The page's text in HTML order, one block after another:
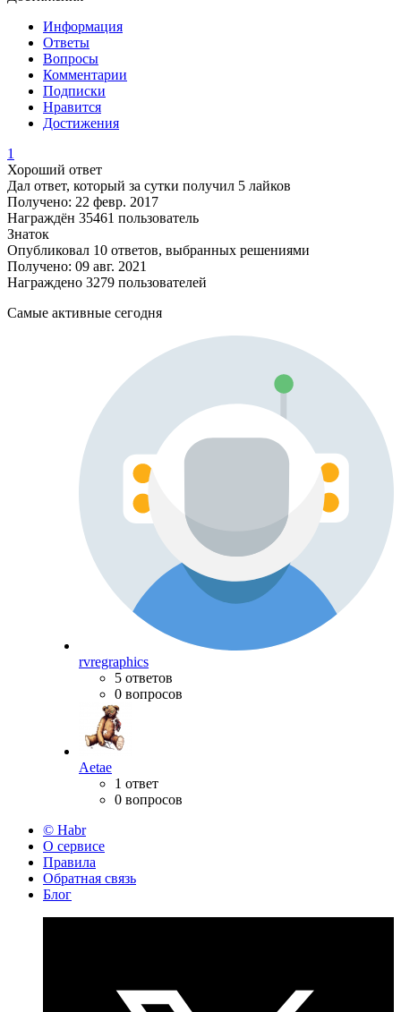
Информация
Ответы
Вопросы
Комментарии
Подписки
Нравится
Достижения
1
Хороший ответ
Дал ответ, который за сутки получил 5 лайков
Получено: 22 февр. 2017
Награждён 35461 пользователь
Знаток
Опубликовал 10 ответов, выбранных решениями
Получено: 09 авг. 2021
Награждено 3279 пользователей
Самые активные сегодня
rvregraphics
5 ответов
0 вопросов
Aetae
1 ответ
0 вопросов
© Habr
О сервисе
Правила
Обратная связь
Блог